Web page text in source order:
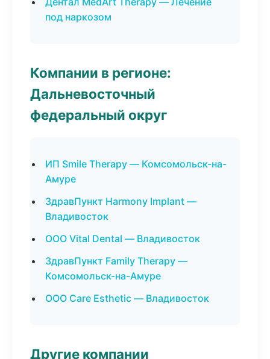
под наркозом
Компании в регионе:
Дальневосточный
федеральный округ
ИП Smile Therapy — Комсомольск-на-
Амуре
ЗдравПункт Harmony Implant —
Владивосток
ООО Vital Dental — Владивосток
ЗдравПункт Family Therapy —
Комсомольск-на-Амуре
ООО Care Esthetic — Владивосток
Другие компании